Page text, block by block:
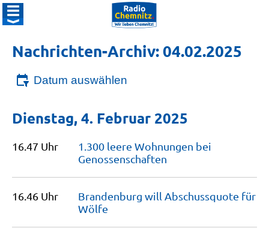
Nachrichten-Archiv: 04.02.2025
Datum auswählen
Dienstag, 4. Februar 2025
16.47 Uhr
1.300 leere Wohnungen bei
Genossenschaften
16.46 Uhr
Brandenburg will Abschussquote für
Wölfe